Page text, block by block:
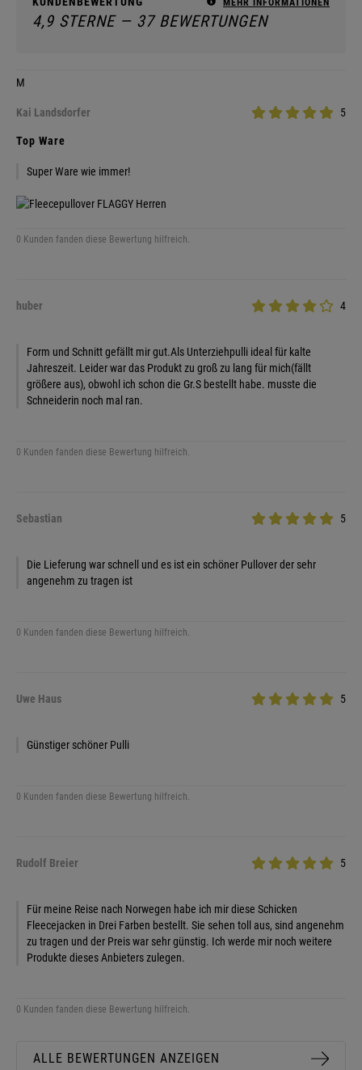
MEHR INFORMATIONEN
4,9 STERNE — 37 BEWERTUNGEN
M
Kai Landsdorfer 5
Top Ware
Super Ware wie immer!
0 Kunden fanden diese Bewertung hilfreich.
huber 4
Form und Schnitt gefällt mir gut.Als Unterziehpulli ideal für kalte
Jahreszeit. Leider war das Produkt zu groß zu lang für mich(fällt
größere aus), obwohl ich schon die Gr.S bestellt habe. musste die
Schneiderin noch mal ran.
0 Kunden fanden diese Bewertung hilfreich.
Sebastian 5
Die Lieferung war schnell und es ist ein schöner Pullover der sehr
angenehm zu tragen ist
0 Kunden fanden diese Bewertung hilfreich.
Uwe Haus 5
Günstiger schöner Pulli
0 Kunden fanden diese Bewertung hilfreich.
Rudolf Breier 5
Für meine Reise nach Norwegen habe ich mir diese Schicken
Fleecejacken in Drei Farben bestellt. Sie sehen toll aus, sind angenehm
zu tragen und der Preis war sehr günstig. Ich werde mir noch weitere
Produkte dieses Anbieters zulegen.
0 Kunden fanden diese Bewertung hilfreich.
ALLE BEWERTUNGEN ANZEIGEN